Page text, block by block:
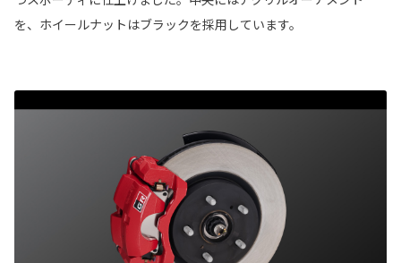
を、ホイールナットはブラックを採用しています。